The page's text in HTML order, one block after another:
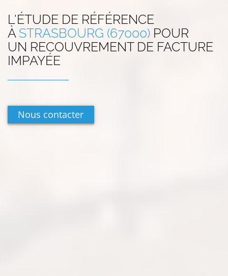
L'ÉTUDE DE RÉFÉRENCE
À STRASBOURG (67000) POUR
UN RECOUVREMENT DE FACTURE
IMPAYÉE
Nous contacter